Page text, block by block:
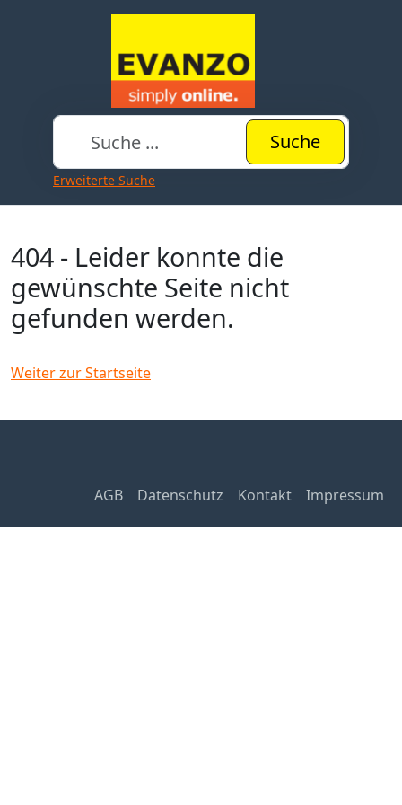
Suche
Erweiterte Suche
404 - Leider konnte die
gewünschte Seite nicht
gefunden werden.
Weiter zur Startseite
AGB Datenschutz Kontakt Impressum